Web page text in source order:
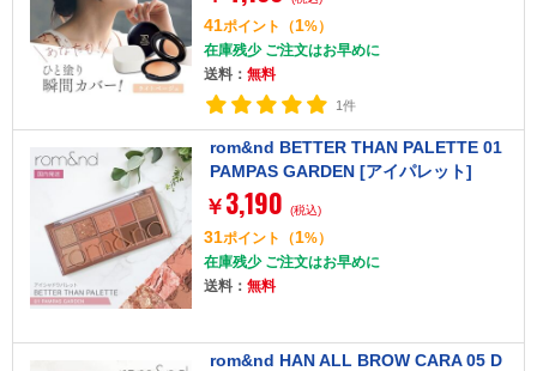
41ポイント （1%）
在庫残少 ご注文はお早めに
送料： 無料
1件
rom&nd BETTER THAN PALETTE 01
PAMPAS GARDEN [アイパレット]
￥ 3,190 (税込)
31ポイント （1%）
在庫残少 ご注文はお早めに
送料： 無料
rom&nd HAN ALL BROW CARA 05 D